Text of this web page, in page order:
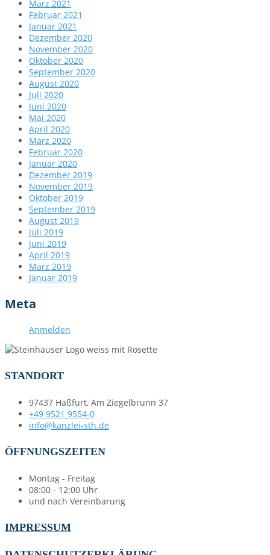
März 2021
Februar 2021
Januar 2021
Dezember 2020
November 2020
Oktober 2020
September 2020
August 2020
Juli 2020
Juni 2020
Mai 2020
April 2020
März 2020
Februar 2020
Januar 2020
Dezember 2019
November 2019
Oktober 2019
September 2019
August 2019
Juli 2019
Juni 2019
April 2019
März 2019
Januar 2019
Meta
Anmelden
STANDORT
97437 Haßfurt, Am Ziegelbrunn 37
+49 9521 9554-0
info@kanzlei-sth.de
ÖFFNUNGSZEITEN
Montag - Freitag
08:00 - 12:00 Uhr
und nach Vereinbarung
IMPRESSUM